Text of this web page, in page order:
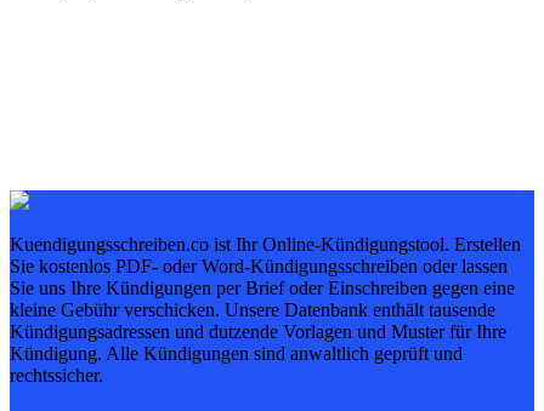
Kuendigungsschreiben.co ist Ihr Online-Kündigungstool. Erstellen
Sie kostenlos PDF- oder Word-Kündigungsschreiben oder lassen
Sie uns Ihre Kündigungen per Brief oder Einschreiben gegen eine
kleine Gebühr verschicken. Unsere Datenbank enthält tausende
Kündigungsadressen und dutzende Vorlagen und Muster für Ihre
Kündigung. Alle Kündigungen sind anwaltlich geprüft und
rechtssicher.